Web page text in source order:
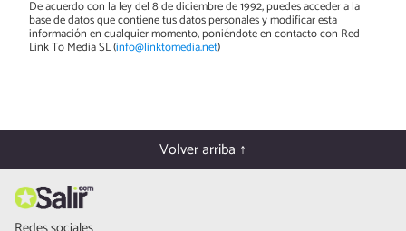
De acuerdo con la ley del 8 de diciembre de 1992, puedes acceder a la
base de datos que contiene tus datos personales y modificar esta
información en cualquier momento, poniéndote en contacto con Red
Link To Media SL (info@linktomedia.net)
Volver arriba ↑